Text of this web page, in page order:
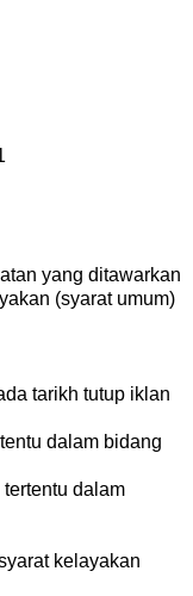
yang ditawarkan
(syarat umum)
tarikh tutup iklan
dalam bidang
dalam
kelayakan